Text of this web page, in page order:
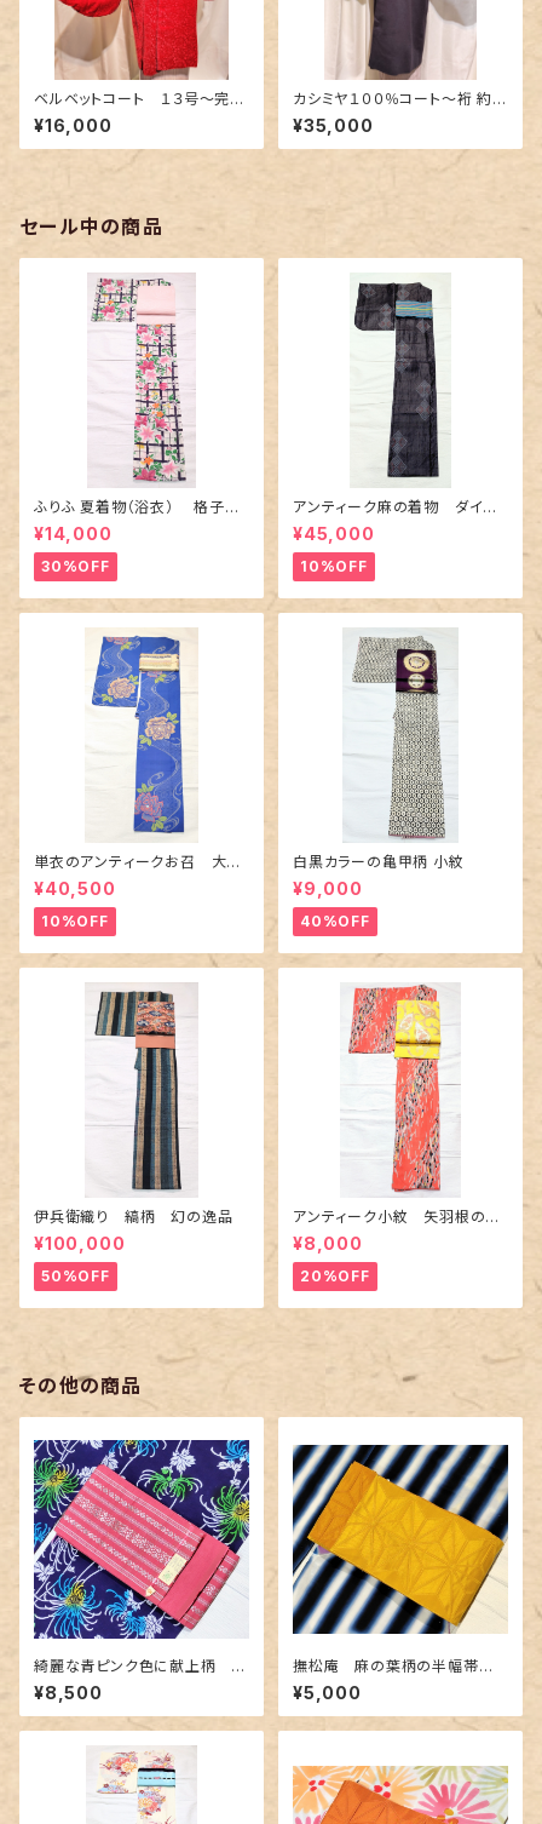
ベルベットコート １３号〜完熟
苺のような赤色〜
¥16,000
カシミヤ１００％コート〜裄 約７
４cm 渋い紫色〜
¥35,000
セール中の商品
ふりふ 夏着物（浴衣） 格子に
百合や秋草花
¥14,000
30%OFF
アンティーク麻の着物 ダイヤ
に市松柄の上布
¥45,000
10%OFF
単衣のアンティークお召 大輪
の薔薇柄柄
¥40,500
10%OFF
白黒カラーの亀甲柄 小紋
¥9,000
40%OFF
伊兵衛織り 縞柄 幻の逸品
¥100,000
50%OFF
アンティーク小紋 矢羽根の地
紋に短冊柄 裄６６cm
¥8,000
20%OFF
その他の商品
綺麗な青ピンク色に献上柄 博
多織の半幅帯
¥8,500
撫松庵 麻の葉柄の半幅帯
黄色✕金茶色
¥5,000